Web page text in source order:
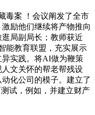
案 ！会议阐发了全市
励他们继续将产物推向
局副局长；教师获近
能教育联盟，充实展示
实践。将AI做为鞭策
文关怀的帮老帮残设
化公司的模子。建立了
试，例如，并建立财产